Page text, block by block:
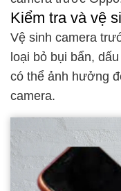
Kiểm tra và vệ
Vệ sinh camera
loại bỏ bụi bẩn,
có thể ảnh hưởng
camera.